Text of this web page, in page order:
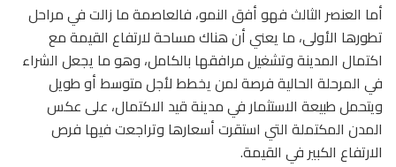
أما العنصر الثالث فهو أفق النمو، فالعاصمة ما زالت في مراحل
تطورها الأولى، ما يعني أن هناك مساحة لارتفاع القيمة مع
اكتمال المدينة وتشغيل مرافقها بالكامل، وهو ما يجعل الشراء
في المرحلة الحالية فرصة لمن يخطط لأجل متوسط أو طويل
ويتحمل طبيعة الاستثمار في مدينة قيد الاكتمال، على عكس
المدن المكتملة التي استقرت أسعارها وتراجعت فيها فرص
الارتفاع الكبير في القيمة.